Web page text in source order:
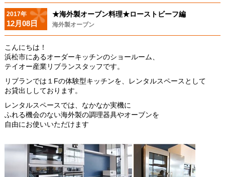
2017年
12月08日
★海外製オーブン料理★ローストビーフ編
海外製オーブン
こんにちは！
浜松市にあるオーダーキッチンのショールーム、
テイオー産業リブランスタッフです。
リブランでは１Fの体験型キッチンを、レンタルスペースとして
お貸出ししております。
レンタルスペースでは、なかなか実機に
ふれる機会のない海外製の調理器具やオーブンを
自由にお使いいただけます